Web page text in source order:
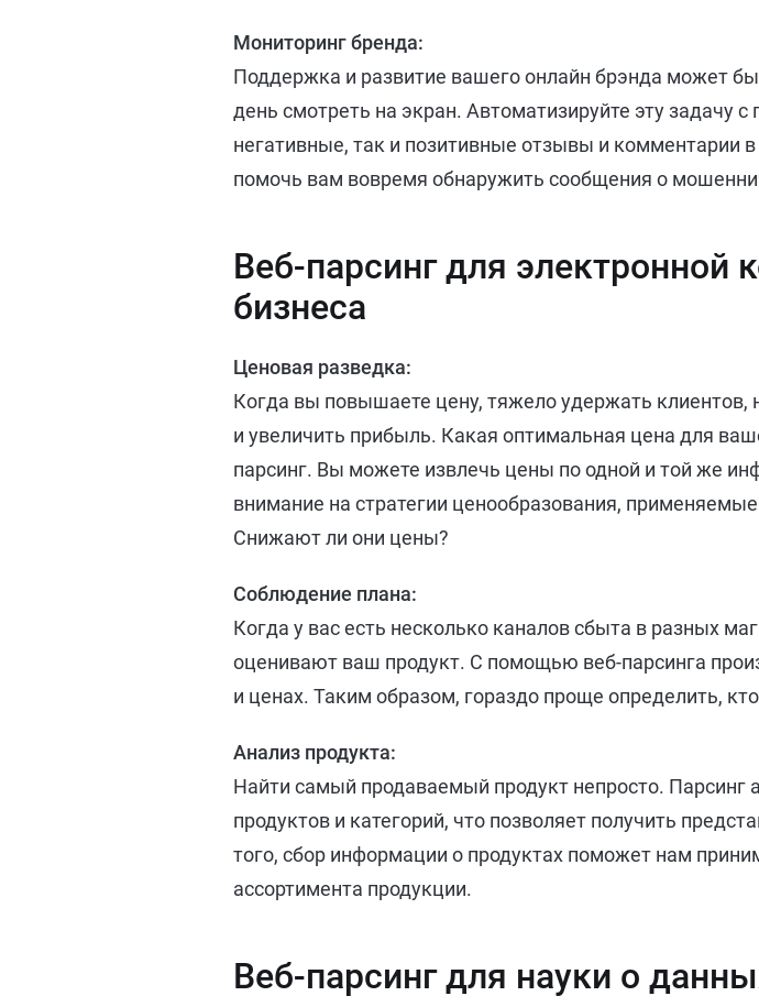
Мониторинг бренда:
Поддержка и развитие вашего онлайн брэнда может
день смотреть на экран. Автоматизируйте эту
негативные, так и позитивные отзывы и комментарии
помочь вам вовремя обнаружить сообщения о
Веб-парсинг для электронной
бизнеса
Ценовая разведка:
Когда вы повышаете цену, тяжело удержать
и увеличить прибыль. Какая оптимальная цена для
парсинг. Вы можете извлечь цены по одной и той же
внимание на стратегии ценообразования,
Снижают ли они цены?
Соблюдение плана:
Когда у вас есть несколько каналов сбыта в разных
оценивают ваш продукт. С помощью веб-парсинга
и ценах. Таким образом, гораздо проще определить,
Анализ продукта:
Найти самый продаваемый продукт непросто. Парсинг
продуктов и категорий, что позволяет получить
того, сбор информации о продуктах поможет нам
ассортимента продукции.
Веб-парсинг для науки о